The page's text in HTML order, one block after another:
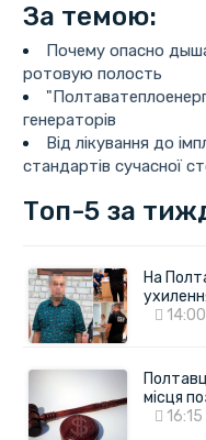
За темою:
Почему опасно
ротовую полость
генераторів
Від лікування до
стандартів сучасної
Топ-5 за
На
14:00
місця
16:15